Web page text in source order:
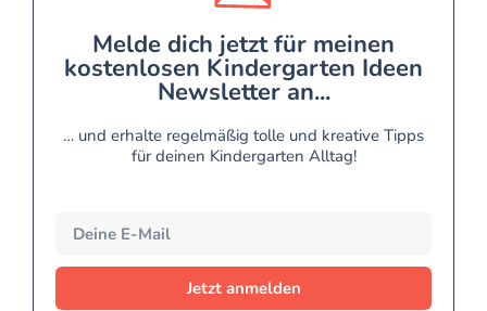
Melde dich jetzt für meinen
kostenlosen Kindergarten Ideen
Newsletter an...
… und erhalte regelmäßig tolle und kreative Tipps
für deinen Kindergarten Alltag!
Jetzt anmelden